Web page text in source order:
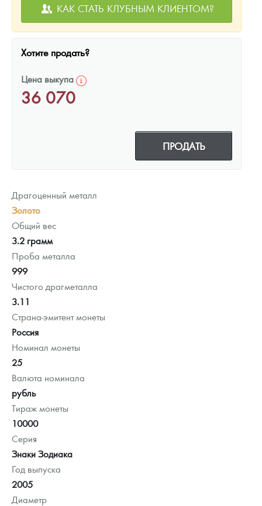
КАК СТАТЬ КЛУБНЫМ КЛИЕНТОМ?
Хотите продать?
Цена выкупа
36 070
ПРОДАТЬ
Драгоценный металл
Золото
Общий вес
3.2 грамм
Проба металла
999
Чистого драгметалла
3.11
Страна-эмитент монеты
Россия
Номинал монеты
25
Валюта номинала
рубль
Тираж монеты
10000
Серия
Знаки Зодиака
Год выпуска
2005
Диаметр